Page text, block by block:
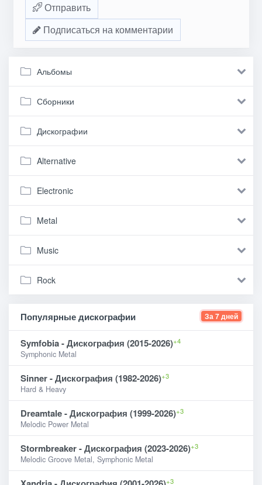
Отправить
Подписаться на комментарии
Альбомы
Сборники
Дискографии
Alternative
Electronic
Metal
Music
Rock
Популярные дискографии За 7 дней
Symfobia - Дискография (2015-2026)+4
Symphonic Metal
Sinner - Дискография (1982-2026)+3
Hard & Heavy
Dreamtale - Дискография (1999-2026)+3
Melodic Power Metal
Stormbreaker - Дискография (2023-2026)+3
Melodic Groove Metal, Symphonic Metal
+3